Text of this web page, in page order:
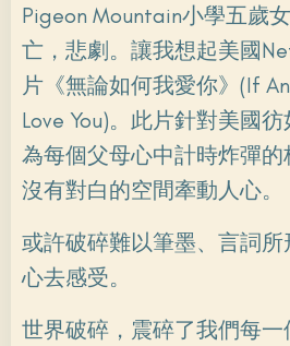
Pigeon Mountain小學五歲
亡，悲劇。讓我想起美國
片《無論如何我愛你》(If
Love You)。此片針對美國
為每個父母心中計時炸彈的
沒有對白的空間牽動人心。
或許破碎難以筆墨、言詞
心去感受。
世界破碎，震碎了我們每